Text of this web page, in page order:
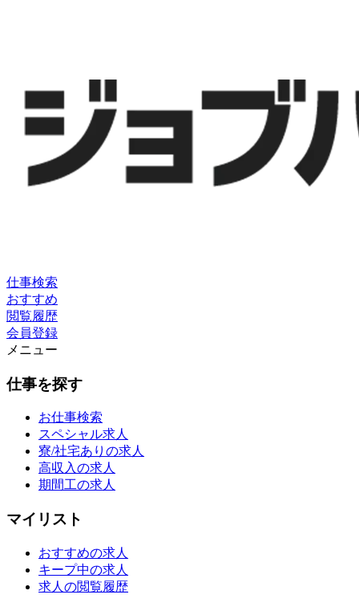
仕事検索
おすすめ
閲覧履歴
会員登録
メニュー
仕事を探す
お仕事検索
スペシャル求人
寮/社宅ありの求人
高収入の求人
期間工の求人
マイリスト
おすすめの求人
キープ中の求人
求人の閲覧履歴